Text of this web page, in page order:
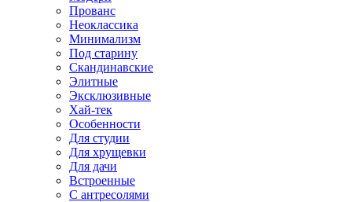
Прованс
Неоклассика
Минимализм
Под старину
Скандинавские
Элитные
Эксклюзивные
Хай-тек
Особенности
Для студии
Для хрущевки
Для дачи
Встроенные
С антресолями